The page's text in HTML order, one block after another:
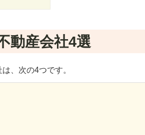
動産会社4選
、次の4つです。